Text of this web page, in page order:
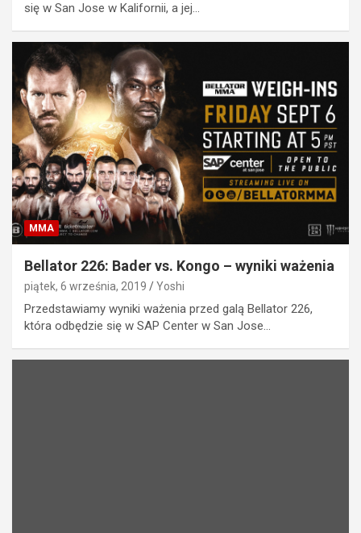
się w San Jose w Kalifornii, a jej…
MMA
Bellator 226: Bader vs. Kongo – wyniki ważenia
piątek, 6 września, 2019 Yoshi
Przedstawiamy wyniki ważenia przed galą Bellator 226,
która odbędzie się w SAP Center w San Jose…